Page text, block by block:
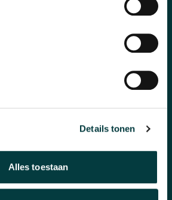
Details tonen
Alles toestaan